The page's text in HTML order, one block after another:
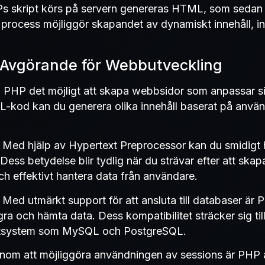
skript körs på servern genereras HTML, som
möjliggör skapandet av dynamiskt innehåll,
för Webbutveckling
PHP det möjligt att skapa webbsidor som anpassar
kod kan du generera olika innehåll baserat på
Med hjälp av Hypertext Preprocessor kan du smidigt
betydelse blir tydlig när du strävar efter att
effektivt hantera data från användare.
Med utmärkt support för att ansluta till databaser är
och hämta data. Dess kompatibilitet sträcker sig
som MySQL och PostgreSQL.
att möjliggöra användningen av sessions är